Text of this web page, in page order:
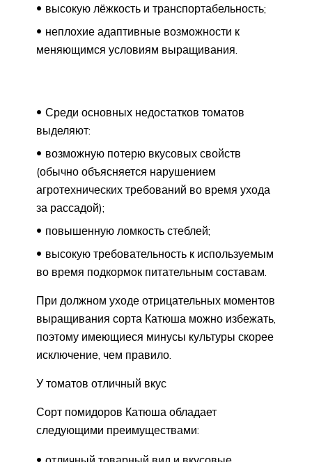
высокую лёжкость и транспортабельность;
неплохие адаптивные возможности к
меняющимся условиям выращивания.
Среди основных недостатков томатов
выделяют:
возможную потерю вкусовых свойств
(обычно объясняется нарушением
агротехнических требований во время ухода
за рассадой);
повышенную ломкость стеблей;
высокую требовательность к используемым
во время подкормок питательным составам.
При должном уходе отрицательных моментов
выращивания сорта Катюша можно избежать,
поэтому имеющиеся минусы культуры скорее
исключение, чем правило.
У томатов отличный вкус
Сорт помидоров Катюша обладает
следующими преимуществами: